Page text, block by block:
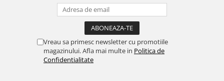
Vreau sa primesc newsletter cu promotiile
magazinului. Afla mai multe in Politica de
Confidentialitate